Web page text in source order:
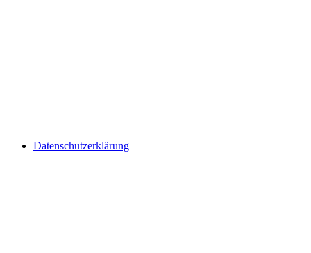
Datenschutzerklärung